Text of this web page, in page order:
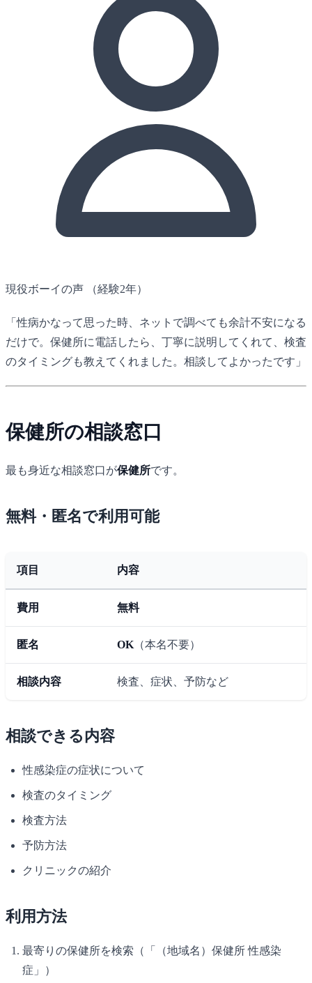
現役ボーイの声 （経験2年）
「性病かなって思った時、ネットで調べても余計不安になる
だけで。保健所に電話したら、丁寧に説明してくれて、検査
のタイミングも教えてくれました。相談してよかったです」
保健所の相談窓口
最も身近な相談窓口が保健所です。
無料・匿名で利用可能
項目 内容
費用 無料
匿名 OK （本名不要）
相談内容 検査、症状、予防など
相談できる内容
性感染症の症状について
検査のタイミング
検査方法
予防方法
クリニックの紹介
利用方法
最寄りの保健所を検索（「（地域名）保健所 性感染
症」）